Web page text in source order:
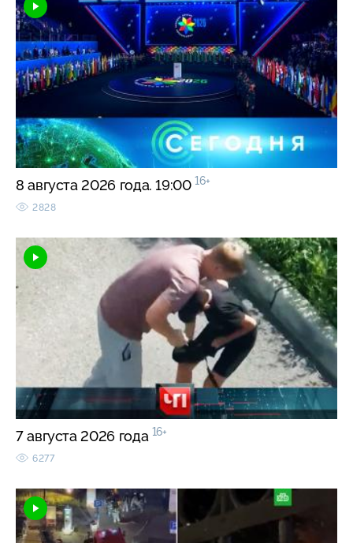
8 августа 2026 года. 19:00 16+
2828
7 августа 2026 года 16+
6277